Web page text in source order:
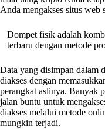
Anda mengakses situs web
Dompet fisik adalah
terbaru dengan metode
Data yang disimpan dalam
diakses dengan
perangkat aslinya. Banyak
jalan buntu untuk
diakses melalui metode
mungkin terjadi.